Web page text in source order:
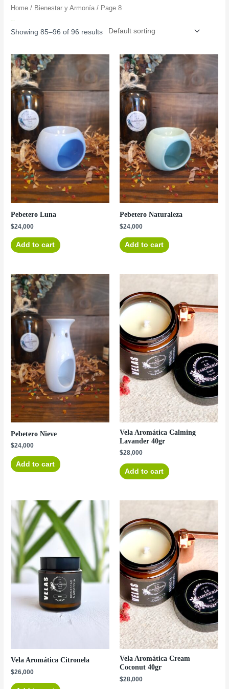
Home / Bienestar y Armonía / Page 8
Showing 85–96 of 96 results
Pebetero Luna
$24,000
Add to cart
Pebetero Naturaleza
$24,000
Add to cart
Pebetero Nieve
$24,000
Add to cart
Vela Aromática Calming
Lavander 40gr
$28,000
Add to cart
Vela Aromática Citronela
$26,000
Vela Aromática Cream
Coconut 40gr
$28,000